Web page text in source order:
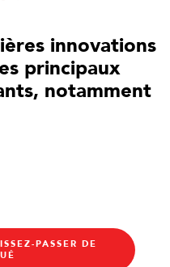
innovations
principaux
notamment
PASSER DE